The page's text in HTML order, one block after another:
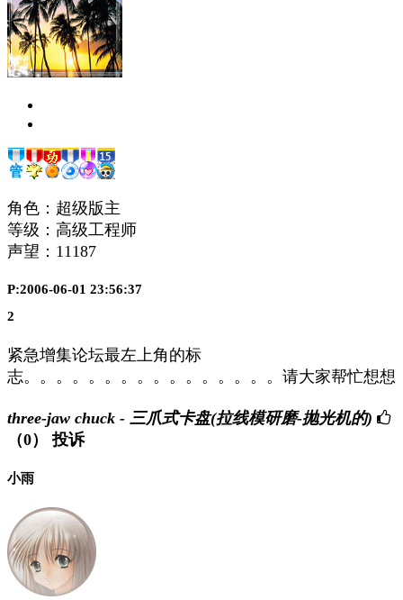
角色：超级版主
等级：高级工程师
声望： 11187
P:2006-06-01 23:56:37
2
紧急增集论坛最左上角的标
志。。。。。。。。。。。。。。。。请大家帮忙想想
three-jaw chuck - 三爪式卡盘(拉线模研磨-抛光机的)
（0）
投诉
小雨